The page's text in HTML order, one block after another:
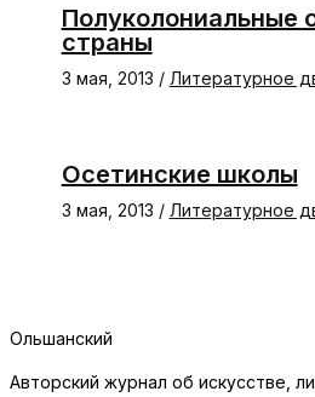
Полуколониальные
страны
3 мая, 2013 / Литературное
Осетинские школы
3 мая, 2013 / Литературное
Ольшанский
Авторский журнал об искусстве,